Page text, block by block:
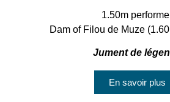
1.50m
Dam of Filou de Muze
Jument de
En savoir plus